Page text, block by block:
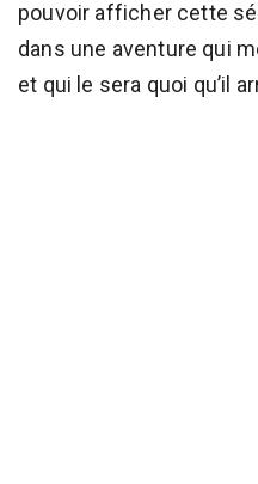
pouvoir afficher cette
dans une aventure qui
et qui le sera quoi qu’il